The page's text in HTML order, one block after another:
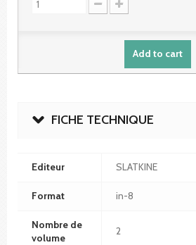
Add to cart
FICHE TECHNIQUE
Editeur SLATKINE
Format in-8
Nombre de
volume
2